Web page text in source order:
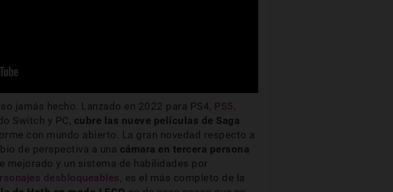
jamás hecho. Lanzado en 2022 para PS4, PS5,
Switch y PC, cubre las nueve películas de Saga
con mundo abierto. La gran novedad respecto a
de perspectiva a una cámara en tercera persona
mejorado y un sistema de habilidades por
desbloqueables, es el más completo de la